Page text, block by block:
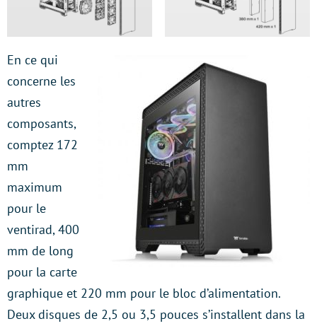
En ce qui
concerne les
autres
composants,
comptez 172
mm
maximum
pour le
ventirad, 400
mm de long
pour la carte
graphique et 220 mm pour le bloc d’alimentation.
Deux disques de 2,5 ou 3,5 pouces s’installent dans la